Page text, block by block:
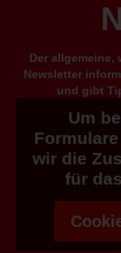
Der allgemeine,
Newsletter
und gibt
Um
wir die
für